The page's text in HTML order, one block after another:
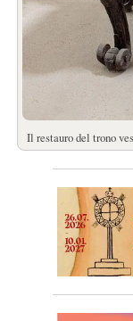
Il restauro del trono